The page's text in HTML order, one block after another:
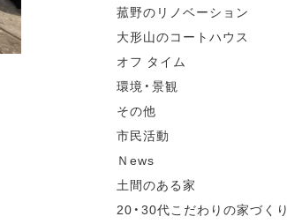
菰野のリノベーション
大形山のコートハウス
オフ タイム
環境・景観
その他
市民活動
Ｎews
土間のある家
20・30代こだわりの家づくり